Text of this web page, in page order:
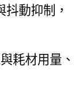
動抑制，
耗材用量、